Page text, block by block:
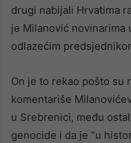
drugi nabijali Hrvatima
je Milanović novinarima
odlazećim
On je to rekao pošto su
komentariše
u Srebrenici, među
genocide i da je “u